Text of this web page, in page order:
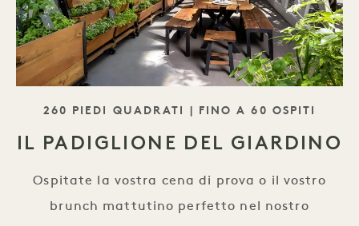
SLOGAN
260 PIEDI QUADRATI | FINO A 60 OSPITI
IL PADIGLIONE DEL GIARDINO
Ospitate la vostra cena di prova o il vostro
brunch mattutino perfetto nel nostro